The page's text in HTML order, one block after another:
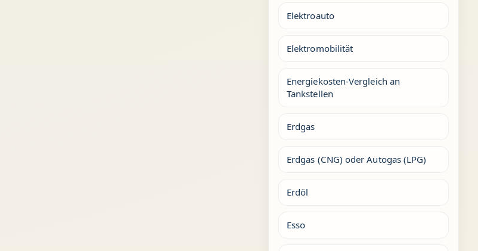
Elektroauto
Elektromobilität
Energiekosten-Vergleich an
Tankstellen
Erdgas
Erdgas (CNG) oder Autogas (LPG)
Erdöl
Esso